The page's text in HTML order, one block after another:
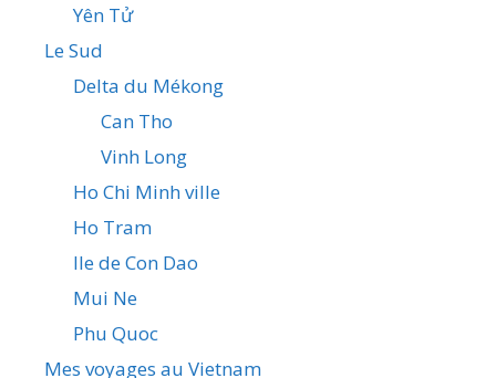
Yên Tử
Le Sud
Delta du Mékong
Can Tho
Vinh Long
Ho Chi Minh ville
Ho Tram
Ile de Con Dao
Mui Ne
Phu Quoc
Mes voyages au Vietnam